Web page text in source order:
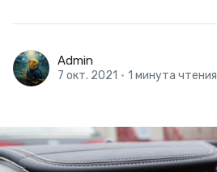
Admin
7 окт. 2021 • 1 минута чтения